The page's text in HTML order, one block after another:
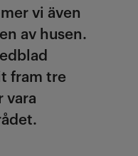
vi även
av husen.
fram tre
vara